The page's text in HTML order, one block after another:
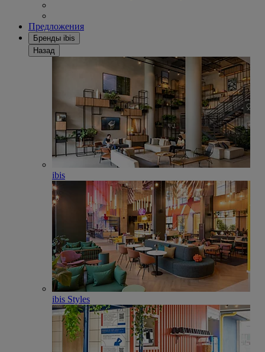
Предложения
Бренды ibis
Назад
ibis
ibis Styles